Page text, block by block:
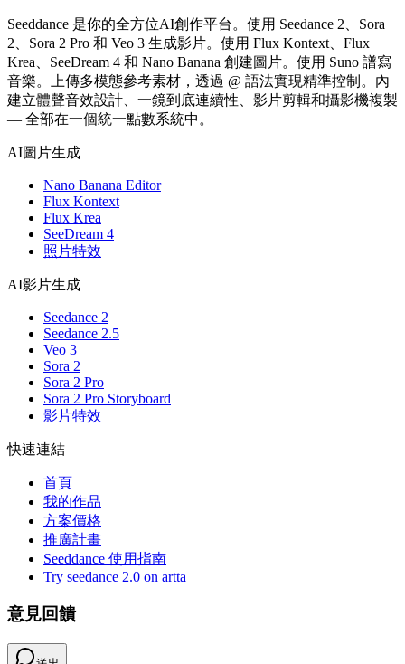
Seeddance 是你的全方位AI創作平台。使用 Seedance 2、Sora
2、Sora 2 Pro 和 Veo 3 生成影片。使用 Flux Kontext、Flux
Krea、SeeDream 4 和 Nano Banana 創建圖片。使用 Suno 譜寫
音樂。上傳多模態參考素材，透過 @ 語法實現精準控制。內
建立體聲音效設計、一鏡到底連續性、影片剪輯和攝影機複製
— 全部在一個統一點數系統中。
AI圖片生成
Nano Banana Editor
Flux Kontext
Flux Krea
SeeDream 4
照片特效
AI影片生成
Seedance 2
Seedance 2.5
Veo 3
Sora 2
Sora 2 Pro
Sora 2 Pro Storyboard
影片特效
快速連結
首頁
我的作品
方案價格
推廣計畫
Seeddance 使用指南
Try seedance 2.0 on artta
意見回饋